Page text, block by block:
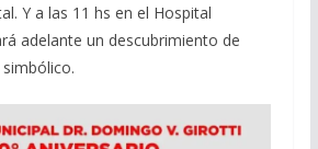
Y a las 11 hs en el Hospital
adelante un descubrimiento de